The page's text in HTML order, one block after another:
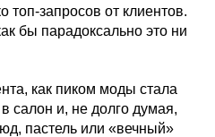
топ-запросов от клиентов.
бы парадоксально это ни
как пиком моды стала
салон и, не долго думая,
пастель или «вечный»